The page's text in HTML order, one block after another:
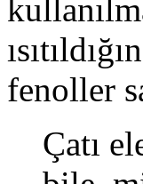
fenoller
Çatı